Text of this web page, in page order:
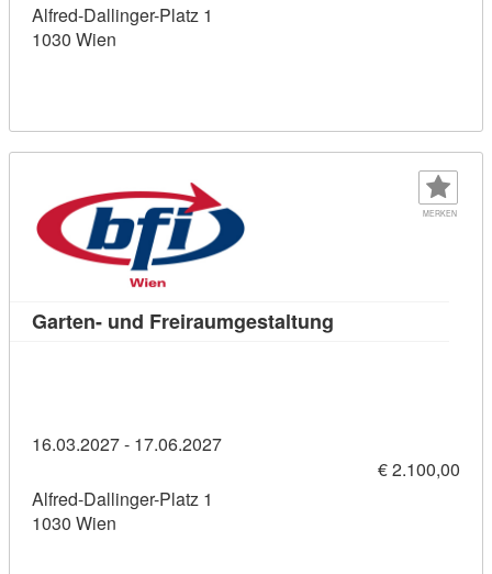
Alfred-Dallinger-Platz 1
1030 Wien
MERKEN
Garten- und Freiraumgestaltung
16.03.2027 - 17.06.2027
€ 2.100,00
Alfred-Dallinger-Platz 1
1030 Wien